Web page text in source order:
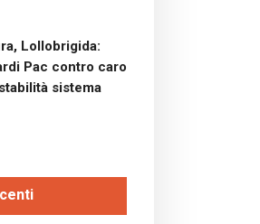
Lollobrigida:
Pac contro caro
sistema